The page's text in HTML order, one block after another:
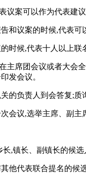
议案可以作为代表建
和议案的时候,代表
时候,代表十人以上
主席团会议或者大会
发会议。
的负责人到会答复;
会议,选举主席、副主
,镇长、副镇长的候
他代表联合提名的候